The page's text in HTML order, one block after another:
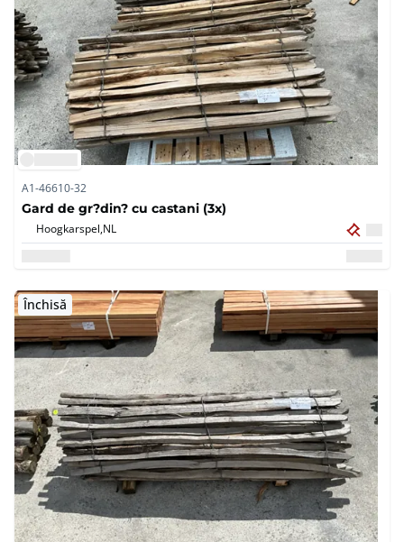
A1-46610-32
Gard de gr?din? cu castani (3x)
Hoogkarspel,NL
Închisă